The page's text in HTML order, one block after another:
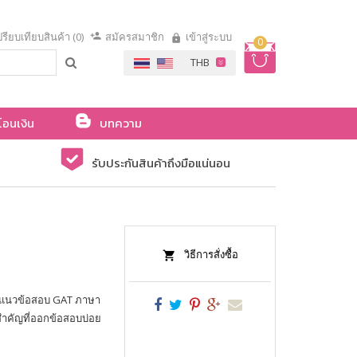
0
รียบเทียบสินค้า (0) สมัครสมาชิก เข้าสู่ระบบ
นเงิน
บทความ
รับประกันสินค้าถึงมือแน่นอน
นวข้อสอบ GAT ภาษา
ำคัญที่ออกข้อสอบบ่อย
วิธีการสั่งซื้อ